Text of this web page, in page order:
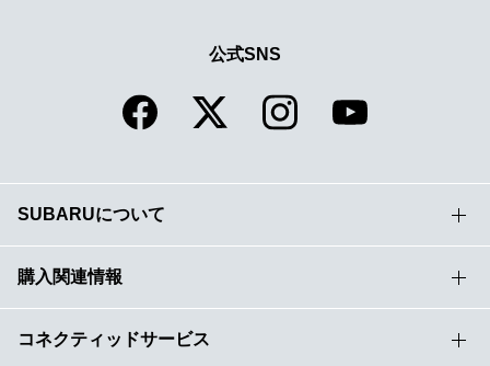
公式SNS
SUBARUについて
購入関連情報
コネクティッドサービス